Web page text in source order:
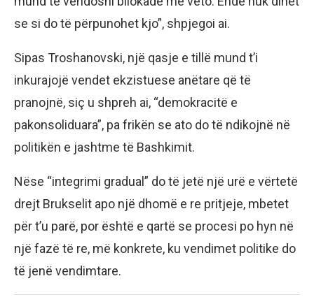
se si do të përpunohet kjo”, shpjegoi ai.
Sipas Troshanovski, një qasje e tillë mund t’i
inkurajojë vendet ekzistuese anëtare që të
pranojnë, siç u shpreh ai, “demokracitë e
pakonsoliduara”, pa frikën se ato do të ndikojnë në
politikën e jashtme të Bashkimit.
Nëse “integrimi gradual” do të jetë një urë e vërtetë
drejt Brukselit apo një dhomë e re pritjeje, mbetet
për t’u parë, por është e qartë se procesi po hyn në
një fazë të re, më konkrete, ku vendimet politike do
të jenë vendimtare.